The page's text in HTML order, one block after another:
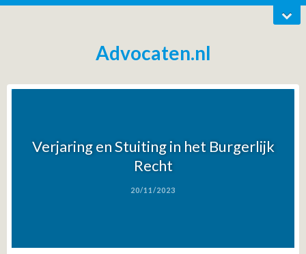
Advocaten.nl
Verjaring en Stuiting in het Burgerlijk
Recht
20/11/2023